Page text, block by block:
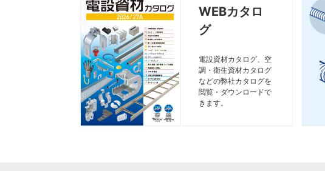
WEBカタロ
グ
電設資材カタログ、空
調・衛生資材カタログ
などの弊社カタログを
閲覧・ダウンロードで
きます。